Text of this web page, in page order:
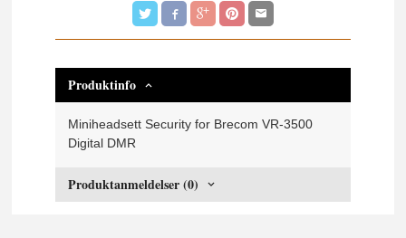
Produktinfo
Miniheadsett Security for Brecom VR-3500
Digital DMR
Produktanmeldelser (0)